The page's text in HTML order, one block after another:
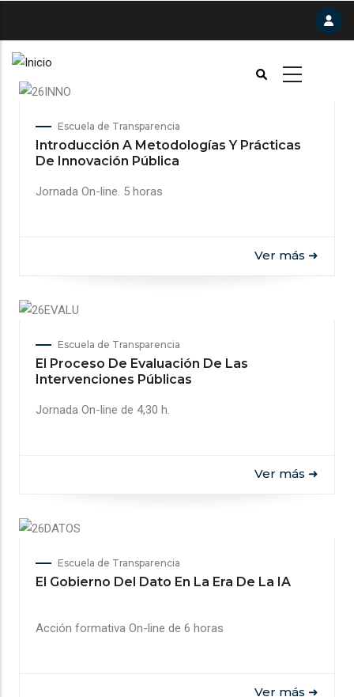
contenido
Escuela de Transparencia
Introducción A Metodologías Y Prácticas
De Innovación Pública
Jornada On-line. 5 horas
Ver más ➜
Escuela de Transparencia
El Proceso De Evaluación De Las
Intervenciones Públicas
Jornada On-line de 4,30 h.
Ver más ➜
Escuela de Transparencia
El Gobierno Del Dato En La Era De La IA
Acción formativa On-line de 6 horas
Ver más ➜